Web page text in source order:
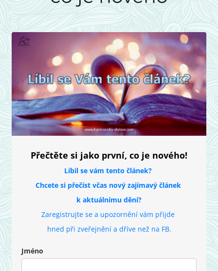
Přečtěte si jako první, co je nového!
Líbil se vám tento článek?
Chcete si přečíst včas nový zajímavý článek
k aktuálnímu dění?
Zaregistrujte se a upozornění vám přijde
hned při zveřejnění a dříve než na FB.
Jméno